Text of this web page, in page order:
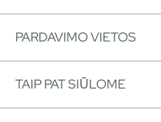
PARDAVIMO VIETOS
TAIP PAT SIŪLOME